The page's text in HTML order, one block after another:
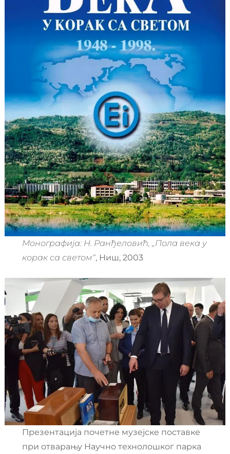
Монографија: Н. Ранђеловић, „Пола века у
корак са светом“, Ниш, 2003
Презентација почетне музејске поставке
при отварању Научно технолошког парка